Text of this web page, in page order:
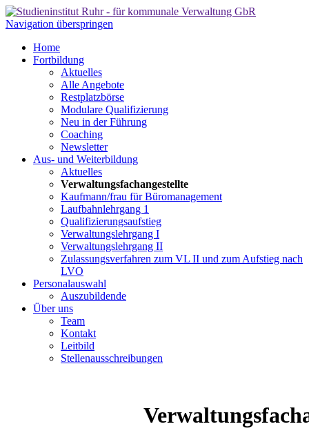
Navigation überspringen
Home
Fortbildung
Aktuelles
Alle Angebote
Restplatzbörse
Modulare Qualifizierung
Neu in der Führung
Coaching
Newsletter
Aus- und Weiterbildung
Aktuelles
Verwaltungsfachangestellte
Kaufmann/frau für Büromanagement
Laufbahnlehrgang 1
Qualifizierungsaufstieg
Verwaltungslehrgang I
Verwaltungslehrgang II
Zulassungsverfahren zum VL II und zum Aufstieg nach
LVO
Personalauswahl
Auszubildende
Über uns
Team
Kontakt
Leitbild
Stellenausschreibungen